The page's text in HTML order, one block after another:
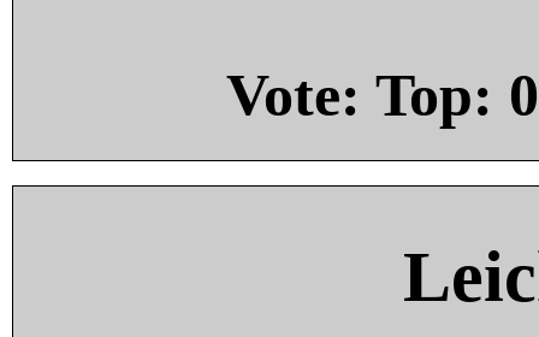
Vote: Top: 0